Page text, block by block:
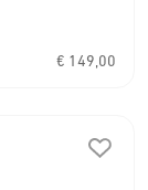
€ 149,00